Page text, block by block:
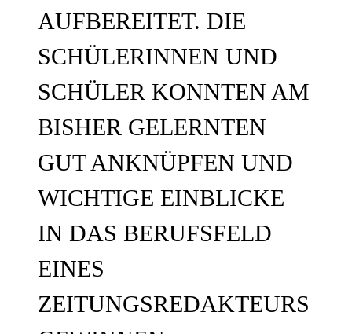
AUFBEREITET. DIE
SCHÜLERINNEN UND
SCHÜLER KONNTEN AM
BISHER GELERNTEN
GUT ANKNÜPFEN UND
WICHTIGE EINBLICKE
IN DAS BERUFSFELD
EINES
ZEITUNGSREDAKTEURS